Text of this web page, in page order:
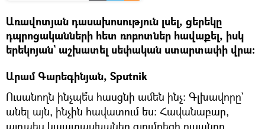
Առավոտյան դասախոսություն լսել, ցերեկը
դպրոցականների հետ ռոբոտներ հավաքել, իսկ
երեկոյան` աշխատել սեփական ստարտափի վրա։
Արամ Գարեգինյան, Sputnik
Ուսանողն ինչպե՞ս հասցնի ամեն ինչ։ Գլխավորը`
անել այն, ինչին հավատում ես։ Հավանաբար,
այդպես կպատասխաներ գյումրեցի ուսանող